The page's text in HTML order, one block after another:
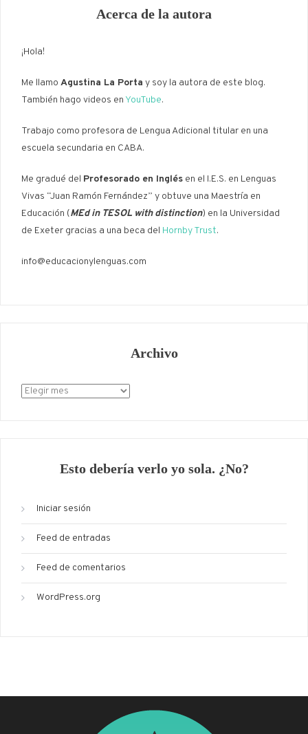
Acerca de la autora
¡Hola!
Me llamo Agustina La Porta y soy la autora de este blog.
También hago videos en YouTube.
Trabajo como profesora de Lengua Adicional titular en una
escuela secundaria en CABA.
Me gradué del Profesorado en Inglés en el I.E.S. en Lenguas
Vivas “Juan Ramón Fernández” y obtuve una Maestría en
Educación (MEd in TESOL with distinction) en la Universidad
de Exeter gracias a una beca del Hornby Trust.
info@educacionylenguas.com
Archivo
Archivo
Esto debería verlo yo sola. ¿No?
Iniciar sesión
Feed de entradas
Feed de comentarios
WordPress.org